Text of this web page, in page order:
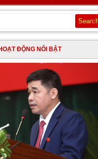
ĐỘNG NỔI BẬT